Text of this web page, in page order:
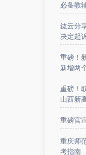
必备教
鈜云分
决定起
重磅！
新增两
重磅！
山西新
重磅官
重庆师
考指南